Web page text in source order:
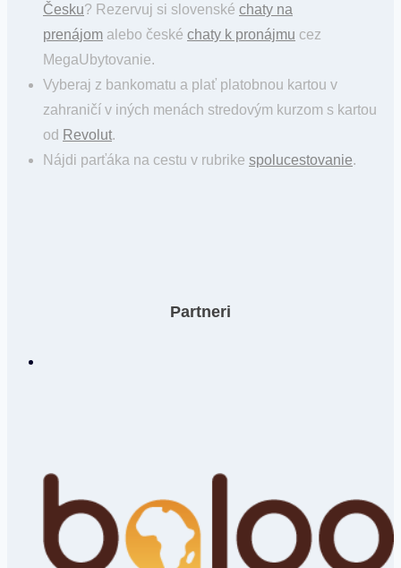
Česku? Rezervuj si slovenské chaty na
prenájom alebo české chaty k pronájmu cez
MegaUbytovanie.
Vyberaj z bankomatu a plať platobnou kartou v
zahraničí v iných menách stredovým kurzom s kartou
od Revolut.
Nájdi parťáka na cestu v rubrike spolucestovanie.
Partneri